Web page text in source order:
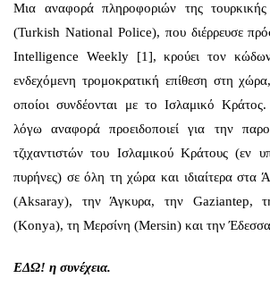
Μια αναφορά πληροφοριών της τουρκικής
(Turkish National Police), που διέρρευσε
Intelligence Weekly [1], κρούει τον
ενδεχόμενη τρομοκρατική επίθεση στη
οποίοι συνδέονται με το Ισλαμικό
λόγω αναφορά προειδοποιεί για την
τζιχαντιστών του Ισλαμικού Κράτους (εν
πυρήνες) σε όλη τη χώρα και ιδιαίτερα στα
(Aksaray), την Άγκυρα, την Gaziantep,
(Konya), τη Μερσίνη (Mersin) και την
ΕΔΩ! η συνέχεια.